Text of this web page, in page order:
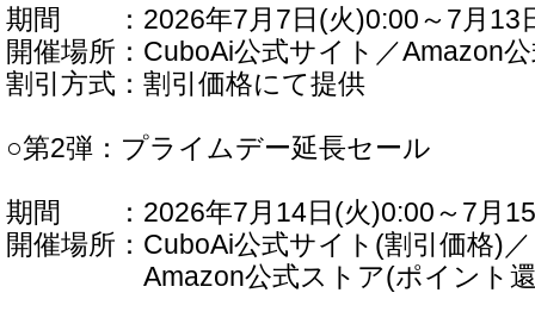
期間 ：2026年7月7日(火)0:00～7月13
開催場所：CuboAi公式サイト／Amazon
割引方式：割引価格にて提供
○第2弾：プライムデー延長セール
期間 ：2026年7月14日(火)0:00～7月15
開催場所：CuboAi公式サイト(割引価格)／
Amazon公式ストア(ポイント還